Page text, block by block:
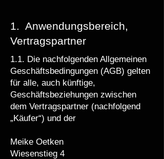
1. Anwendungsbereich,
Vertragspartner
1.1. Die nachfolgenden Allgemeinen
Geschäftsbedingungen (AGB) gelten
für alle, auch künftige,
Geschäftsbeziehungen zwischen
dem Vertragspartner (nachfolgend
„Käufer“) und der
Meike Oetken
Wiesenstieg 4